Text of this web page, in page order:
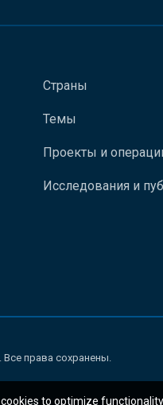
Страны
Темы
Проекты и
Исследования и
Все права сохранены.
to optimize